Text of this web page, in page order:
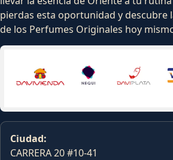
pierdas esta oportunidad y descubre
de los Perfumes Originales hoy
Ciudad:
CARRERA 20 #10-41